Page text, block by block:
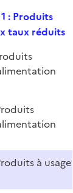
: Produits
taux réduits
à usage